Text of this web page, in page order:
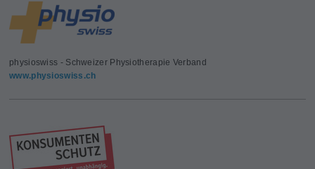
physioswiss - Schweizer Physiotherapie Verband
www.physioswiss.ch